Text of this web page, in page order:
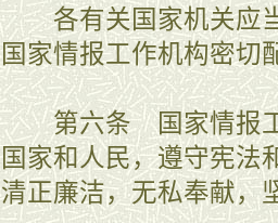
各有关国家机关应当
国家情报工作机构密切
第六条 国家情报工
国家和人民，遵守宪法
清正廉洁，无私奉献，